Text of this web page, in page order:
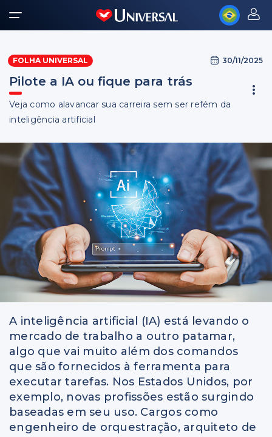
FOLHA UNIVERSAL 30/11/2025
Pilote a IA ou fique para trás
Veja como alavancar sua carreira sem ser refém da
inteligência artificial
A inteligência artificial (IA) está levando o
mercado de trabalho a outro patamar,
algo que vai muito além dos comandos
que são fornecidos à ferramenta para
executar tarefas. Nos Estados Unidos, por
exemplo, novas profissões estão surgindo
baseadas em seu uso. Cargos como
engenheiro de orquestração, arquiteto de